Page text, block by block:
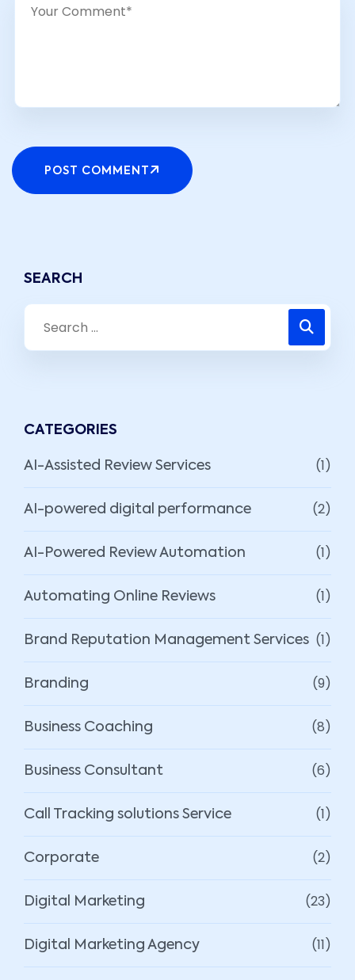
POST COMMENT
SEARCH
CATEGORIES
AI-Assisted Review Services (1)
AI-powered digital performance (2)
AI-Powered Review Automation (1)
Automating Online Reviews (1)
Brand Reputation Management Services (1)
Branding (9)
Business Coaching (8)
Business Consultant (6)
Call Tracking solutions Service (1)
Corporate (2)
Digital Marketing (23)
Digital Marketing Agency (11)